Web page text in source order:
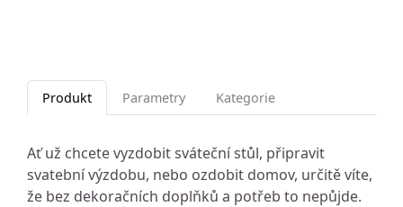
Produkt Parametry Kategorie
Ať už chcete vyzdobit sváteční stůl, připravit
svatební výzdobu, nebo ozdobit domov, určitě víte,
že bez dekoračních doplňků a potřeb to nepůjde.